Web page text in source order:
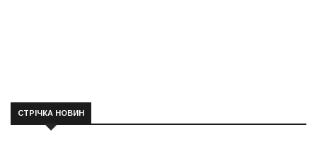
СТРІЧКА НОВИН